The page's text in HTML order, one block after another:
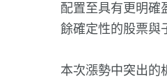
配置至具有更明確
餘確定性的股票與
本次漲勢中突出的